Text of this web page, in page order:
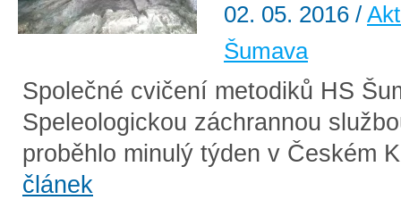
02. 05. 2016 /
Šumava
Společné cvičení metodiků HS
Speleologickou záchrannou
proběhlo minulý týden v Českém
článek